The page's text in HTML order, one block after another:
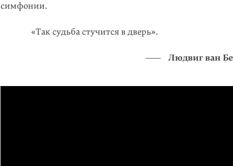
симфонии.
«Так судьба стучится в дверь».
Людвиг ван